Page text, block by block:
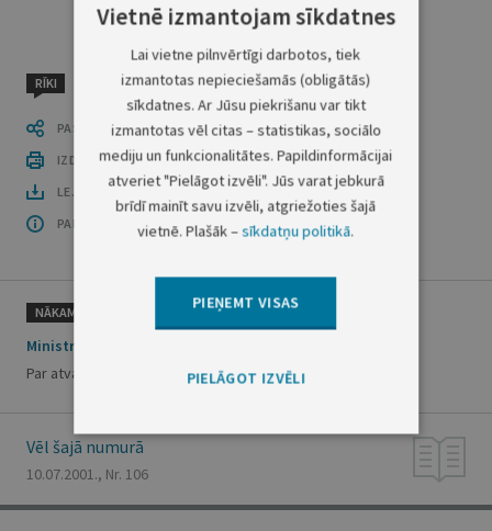
RĪKI
PASTĀSTI CITIEM
IZDRUKĀT PUBLIKĀCIJU
LEJUPLĀDĒT LAIDIENU (PDF)
PAR OFICIĀLO IZDEVUMU
NĀKAMAIS
Ministru prezidenta rīkojums Nr.251
Par atvaļinājuma piešķiršanu I.Bērziņam
Vēl šajā numurā
10.07.2001., Nr. 106
Vietnē izmantojam sīkdatnes
Lai vietne pilnvērtīgi darbotos, tiek
izmantotas nepieciešamās (obligātās)
sīkdatnes. Ar Jūsu piekrišanu var tikt
izmantotas vēl citas – statistikas, sociālo
mediju un funkcionalitātes. Papildinformācijai
atveriet "Pielāgot izvēli". Jūs varat jebkurā
brīdī mainīt savu izvēli, atgriežoties šajā
vietnē. Plašāk –sīkdatņu politikā.
PIEŅEMT VISAS
PIELĀGOT IZVĒLI